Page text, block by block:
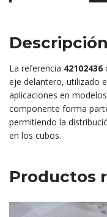
Descripción
La referencia 42102436
eje delantero, utilizado
aplicaciones en
componente forma
permitiendo la
en los cubos.
Productos